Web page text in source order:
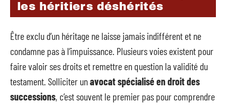
les héritiers déshérités
Être exclu d’un héritage ne laisse jamais indifférent et ne
condamne pas à l’impuissance. Plusieurs voies existent pour
faire valoir ses droits et remettre en question la validité du
testament. Solliciter unavocat spécialisé en droit des
successions, c’est souvent le premier pas pour comprendre